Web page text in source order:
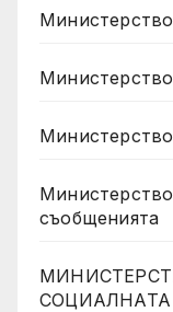
съобщенията